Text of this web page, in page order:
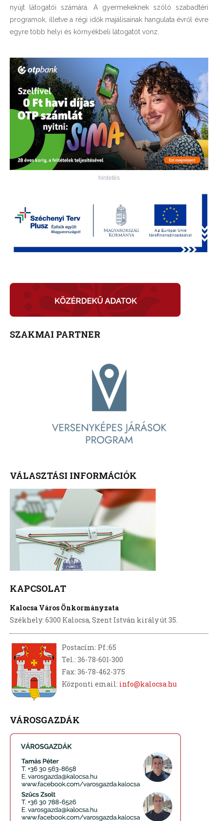
nyújt látogatói számára. A gyermekeknek szóló szabadtéri
programok, illetve a régi idők majálisainak hangulata évről évre
egyre több helyi és környékbeli látogatót vonz.
hirdetés
SZAKMAI PARTNER
VÁLASZTÁSI INFORMÁCIÓK
KAPCSOLAT
Kalocsa Város Önkormányzata
Székhely: 6300 Kalocsa, Szent István király út 35.
Postacím: Pf.:65
Tel.: 36-78-601-300
Fax: 36-78-462-375
Központi email: info@kalocsa.hu
VÁROSGAZDÁK